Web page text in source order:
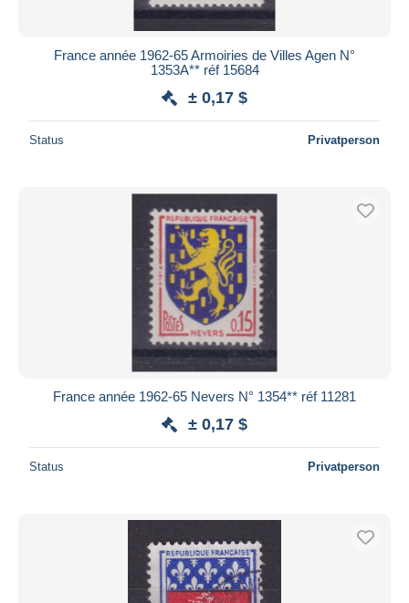
France année 1962-65 Armoiries de Villes Agen N°
1353A** réf 15684
± 0,17 $
Status Privatperson
France année 1962-65 Nevers N° 1354** réf 11281
± 0,17 $
Status Privatperson